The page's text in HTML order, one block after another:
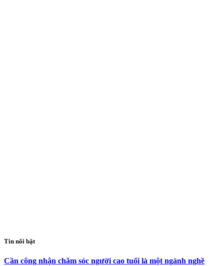
Tin nổi bật
Cần công nhận chăm sóc người cao tuổi là một ngành nghề